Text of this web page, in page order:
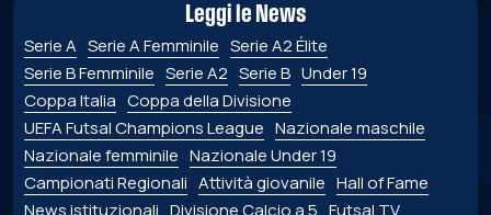
Leggi le News
Serie A Serie A Femminile Serie A2 Élite
Serie B Femminile Serie A2 Serie B Under 19
Coppa Italia Coppa della Divisione
UEFA Futsal Champions League Nazionale maschile
Nazionale femminile Nazionale Under 19
Campionati Regionali Attività giovanile Hall of Fame
News istituzionali Divisione Calcio a 5 Futsal TV